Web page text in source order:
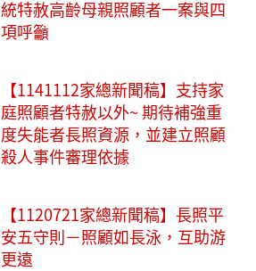
統特赦高齡母親照顧者一案與四
項呼籲
【1141112家總新聞稿】支持家
庭照顧者特赦以外~ 期待補強重
度失能者長照資源，並建立照顧
殺人事件審理依據
【1120721家總新聞稿】長照平
安五守則－照顧如長泳，互助游
更遠